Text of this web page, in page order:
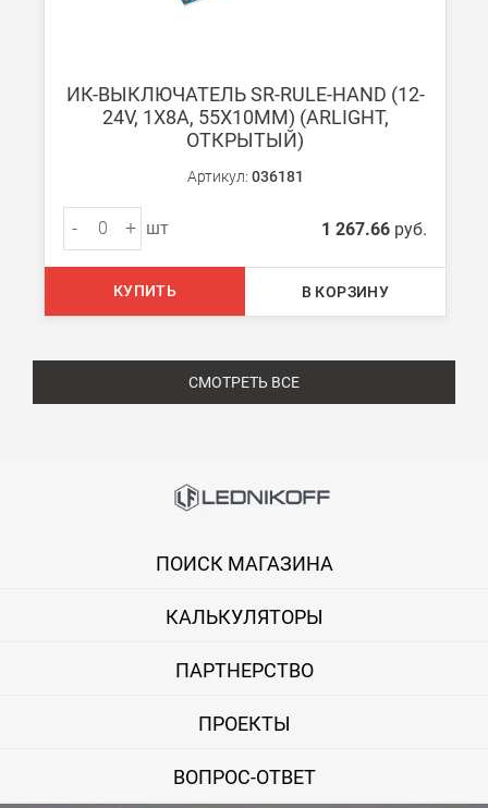
ИК-ВЫКЛЮЧАТЕЛЬ SR-RULE-HAND (12-
24V, 1X8A, 55X10MM) (ARLIGHT,
ОТКРЫТЫЙ)
Артикул: 036181
- + шт 1 267.66 руб.
КУПИТЬ В КОРЗИНУ
СМОТРЕТЬ ВСЕ
ПОИСК МАГАЗИНА
КАЛЬКУЛЯТОРЫ
ПАРТНЕРСТВО
ПРОЕКТЫ
ВОПРОС-ОТВЕТ